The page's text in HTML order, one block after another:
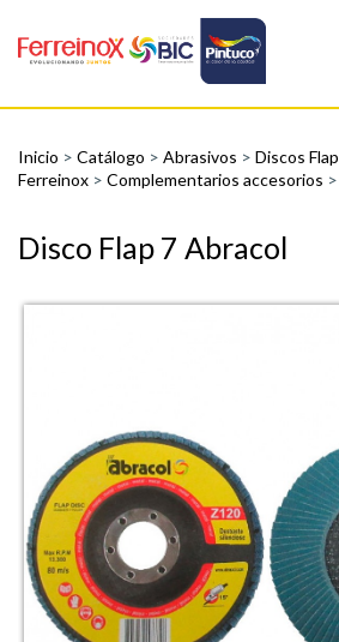
Inicio > Catálogo > Abrasivos > Discos Flap
Ferreinox > Complementarios accesorios >
Disco Flap 7 Abracol